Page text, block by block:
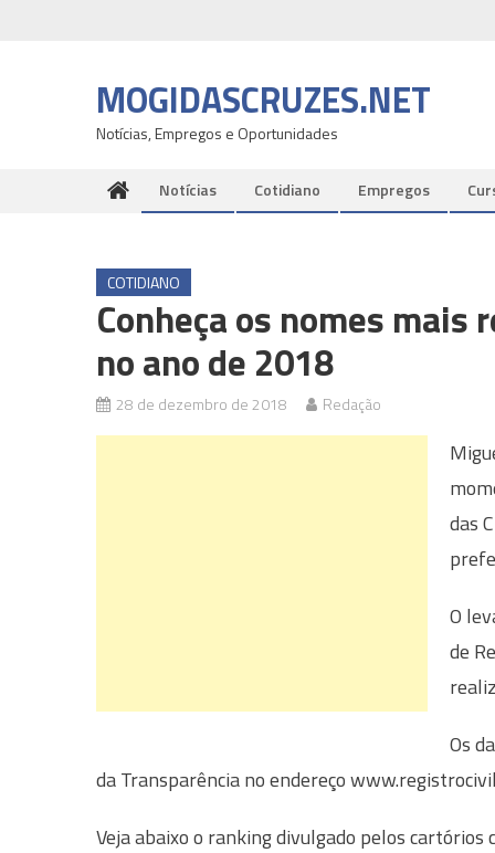
MOGIDASCRUZES.NET
Notícias, Empregos e Oportunidades
Notícias Cotidiano Empregos
COTIDIANO
Conheça os nomes
no ano de 2018
28 de dezembro de 2018 Redação
das
O
de
Os
da Transparência no endereço
Veja abaixo o ranking divulgado pelos